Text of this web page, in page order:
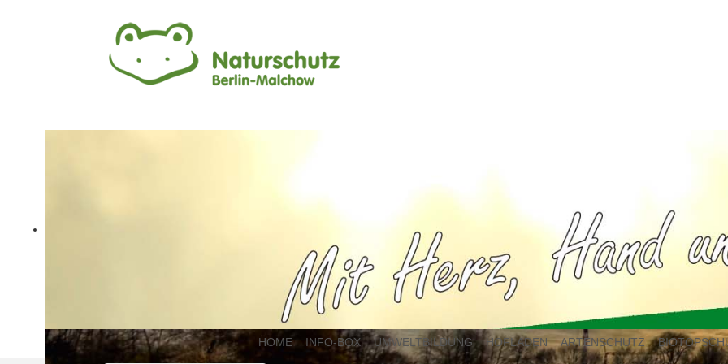
HOME INFO-BOX UMWELTBILDUNG HOFLADEN ARTENSCHUTZ